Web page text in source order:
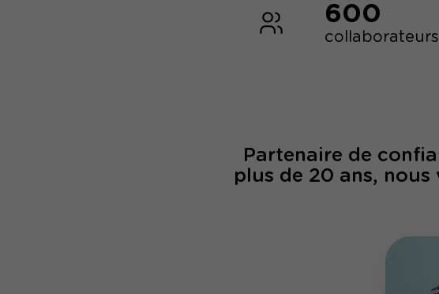
600
collaborateurs
Partenaire de
plus de 20 ans,